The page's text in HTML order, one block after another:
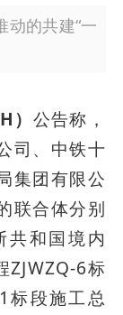
动的共建“一
公告称，
司、中铁十
集团有限公
联合体分别
共和国境内
ZJWZQ-6标
标段施工总